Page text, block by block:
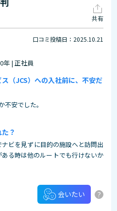
共有
口コミ投稿日：2025.10.21
年 | 正社員
（JCS）への入社前に、不安だ
安でした。
？
ビを見ずに目的の施設へと訪問出
る時は他のルートでも行けないか
会いたい ?